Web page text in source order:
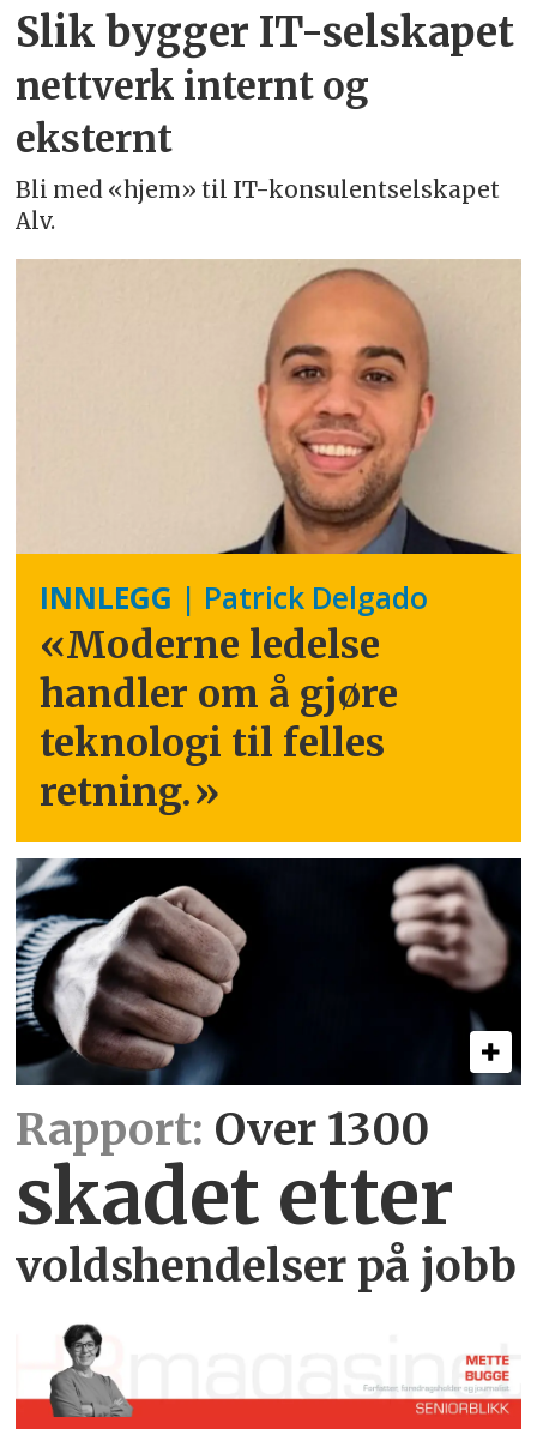
Slik bygger IT-selskapet
nettverk internt og
eksternt
Bli med «hjem» til IT-konsulentselskapet
Alv.
INNLEGG | Patrick Delgado
«Moderne ledelse
handler om å gjøre
teknologi til felles
retning.»
Rapport: Over 1300
skadet etter
voldshendelser på jobb